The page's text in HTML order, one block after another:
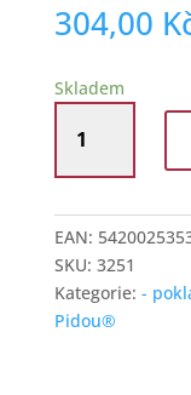
304,00
Skladem
keramická
pokladnička
Freddy
zelená
množství
EAN:
SKU: 3251
Kategorie: -
Pidou®